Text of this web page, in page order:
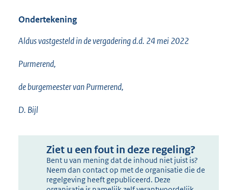
Ondertekening
Aldus vastgesteld in de vergadering d.d. 24 mei 2022
Purmerend,
de burgemeester van Purmerend,
D. Bijl
Ziet u een fout in deze regeling?
Bent u van mening dat de inhoud niet juist is?
Neem dan contact op met de organisatie die de
regelgeving heeft gepubliceerd. Deze